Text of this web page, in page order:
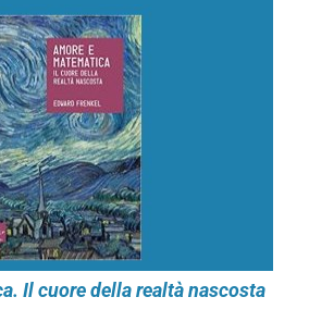
Il cuore della realtà nascosta